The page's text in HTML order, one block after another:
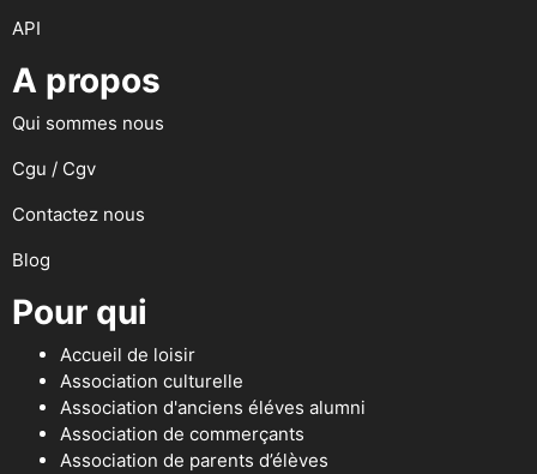
API
A propos
Qui sommes nous
Cgu / Cgv
Contactez nous
Blog
Pour qui
Accueil de loisir
Association culturelle
Association d'anciens éléves alumni
Association de commerçants
Association de parents d’élèves